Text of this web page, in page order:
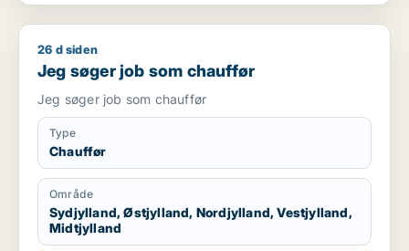
Jeg søger job som chauffør
26 d siden
Jeg søger job som chauffør
Jeg søger job som chauffør
Type
Chauffør
Område
Sydjylland, Østjylland, Nordjylland, Vestjylland,
Midtjylland